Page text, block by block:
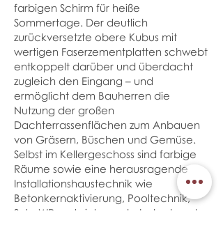
farbigen Schirm für heiße
Sommertage. Der deutlich
zurückversetzte obere Kubus mit
wertigen Faserzementplatten schwebt
entkoppelt darüber und überdacht
zugleich den Eingang – und
ermöglicht dem Bauherren die
Nutzung der großen
Dachterrassenflächen zum Anbauen
von Gräsern, Büschen und Gemüse.
Selbst im Kellergeschoss sind farbige
Räume sowie eine herausragende
Installationshaustechnik wie
Betonkernaktivierung, Pooltechnik,
Sole-WP und vieles mehr beherbergt.